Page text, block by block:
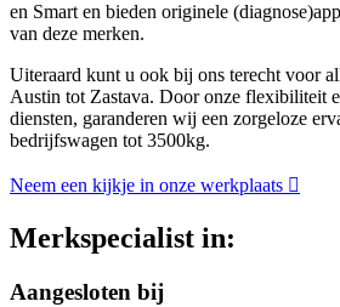
en Smart en bieden originele
van deze merken.
Uiteraard kunt u ook bij ons terecht voor
Austin tot Zastava. Door onze flexibiliteit
diensten, garanderen wij een zorgeloze
bedrijfswagen tot 3500kg.
Neem een kijkje in onze werkplaats
Merkspecialist in:
Aangesloten bij